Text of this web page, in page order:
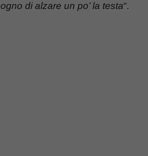
di alzare un po’ la testa“.